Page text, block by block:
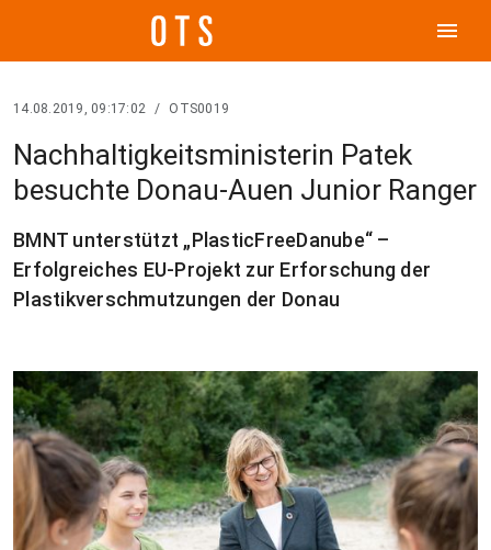
menu
14.08.2019, 09:17:02 / OTS0019
Nachhaltigkeitsministerin Patek
besuchte Donau-Auen Junior Ranger
BMNT unterstützt „PlasticFreeDanube“ –
Erfolgreiches EU-Projekt zur Erforschung der
Plastikverschmutzungen der Donau